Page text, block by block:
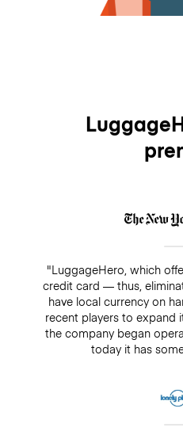
"LuggageHero, which
credit card — thus,
have local currency on
recent players to expand
the company began
today it has